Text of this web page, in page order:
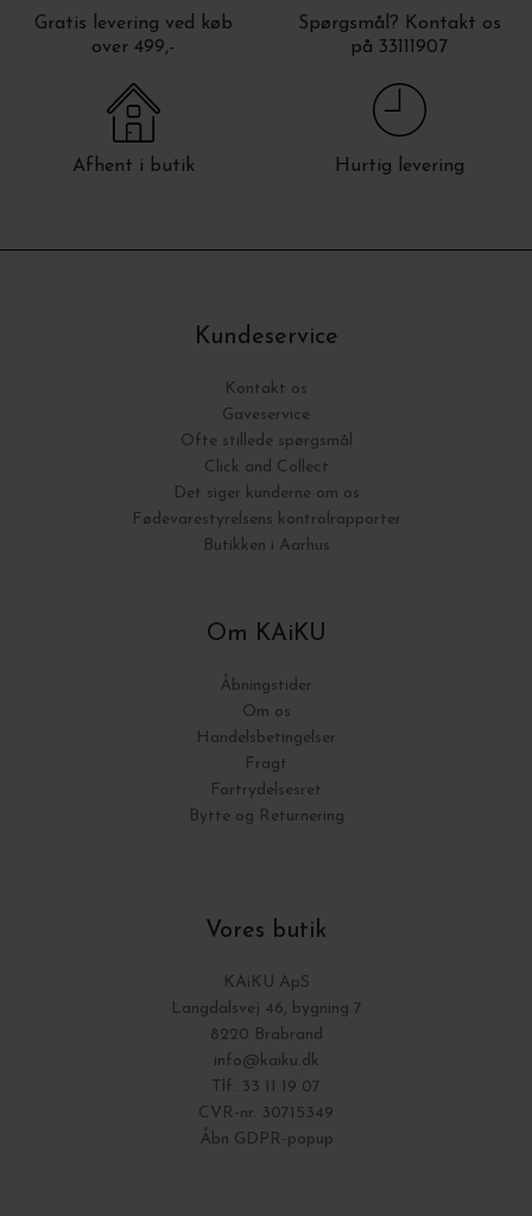
Gratis levering ved køb
over 499,-
Spørgsmål? Kontakt os
på 33111907
Afhent i butik Hurtig levering
Kundeservice
Kontakt os
Gaveservice
Ofte stillede spørgsmål
Click and Collect
Det siger kunderne om os
Fødevarestyrelsens kontrolrapporter
Butikken i Aarhus
Om KAiKU
Åbningstider
Om os
Handelsbetingelser
Fragt
Fortrydelsesret
Bytte og Returnering
Vores butik
KAiKU ApS
Langdalsvej 46, bygning 7
8220 Brabrand
info@kaiku.dk
Tlf. 33 11 19 07
CVR-nr. 30715349
Åbn GDPR-popup